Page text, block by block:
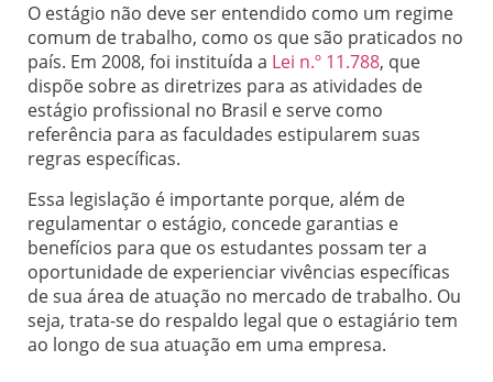
O estágio não deve ser entendido como um regime
comum de trabalho, como os que são praticados no
país. Em 2008, foi instituída a Lei n.º 11.788, que
dispõe sobre as diretrizes para as atividades de
estágio profissional no Brasil e serve como
referência para as faculdades estipularem suas
regras específicas.
Essa legislação é importante porque, além de
regulamentar o estágio, concede garantias e
benefícios para que os estudantes possam ter a
oportunidade de experienciar vivências específicas
de sua área de atuação no mercado de trabalho. Ou
seja, trata-se do respaldo legal que o estagiário tem
ao longo de sua atuação em uma empresa.